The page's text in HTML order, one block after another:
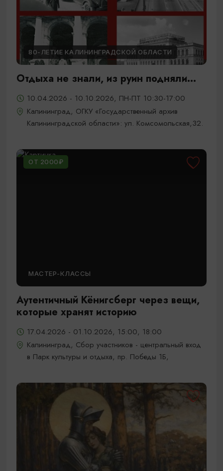
80-ЛЕТИЕ КАЛИНИНГРАДСКОЙ ОБЛАСТИ
Отдыха не знали, из руин подняли...
10.04.2026 - 10.10.2026, ПН-ПТ 10:30-17:00
Калининград, ОГКУ «Государственный архив
Калининградской области»: ул. Комсомольская,32.
ОТ 2000₽
МАСТЕР-КЛАССЫ
Аутентичный Кёнигсберг через вещи,
которые хранят историю
17.04.2026 - 01.10.2026, 15:00, 18:00
Калининград, Сбор участников - центральный вход
в Парк культуры и отдыха, пр. Победы 1Б,